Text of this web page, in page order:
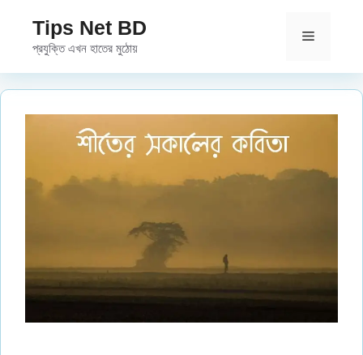
content
Tips Net BD
প্রযুক্তি এখন হাতের মুঠোয়
Menu